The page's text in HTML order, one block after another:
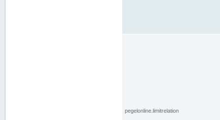
pegelonline.limitrelation